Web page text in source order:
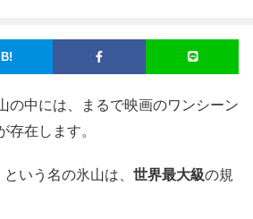
の中には、まるで映画のワンシーン
在します。
という名の氷山は、 世界最大級の規